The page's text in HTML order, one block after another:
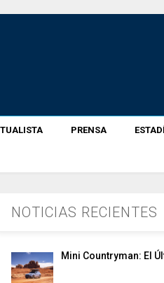
PRENSA
NOTICIAS RECIENTES
Mini Countryman: El